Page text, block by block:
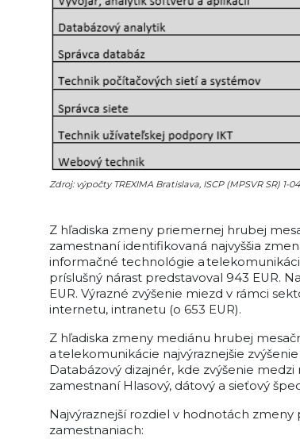
Zdroj: výpočty TREXIMA Bratislava, ISCP (MPSVR SR)
Z hľadiska zmeny priemernej hrubej
zamestnaní identifikovaná najvyššia
informačné technológie a
príslušný nárast predstavoval 943 EUR.
EUR. Výrazné zvýšenie miezd v rámci
internetu, intranetu (o 653 EUR).
Z hľadiska zmeny mediánu hrubej
a telekomunikácie najvýraznejšie
Databázový dizajnér, kde zvýšenie
zamestnaní Hlasový, dátový a sieťový
Najvýraznejší rozdiel v hodnotách
zamestnaniach: